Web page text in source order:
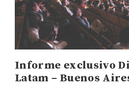
Informe exclusivo
Latam – Buenos